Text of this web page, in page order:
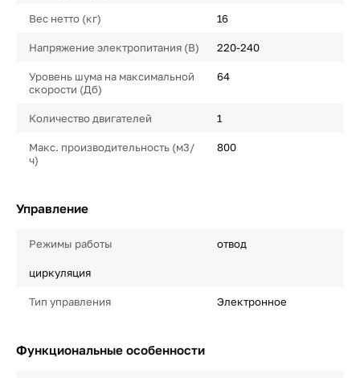
Вес нетто (кг) 16
Напряжение электропитания (В) 220-240
Уровень шума на максимальной
скорости (Дб)
64
Количество двигателей 1
Макс. производительность (м3/
ч)
800
Управление
Режимы работы отвод
циркуляция
Тип управления Электронное
Функциональные особенности